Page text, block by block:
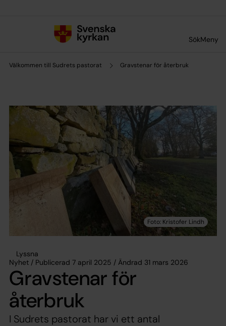
SökMeny
Välkommen till Sudrets pastorat Gravstenar för återbruk
Lyssna
Nyhet / Publicerad 7 april 2025 / Ändrad 31 mars 2026
Gravstenar för
återbruk
I Sudrets pastorat har vi ett antal